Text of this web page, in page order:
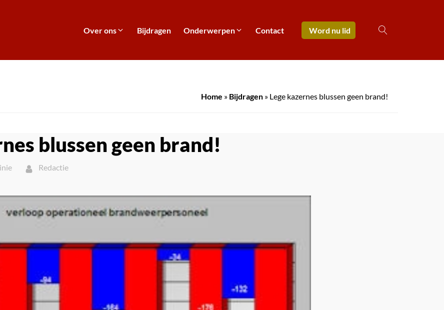
Over ons Bijdragen Onderwerpen Contact Word nu lid
Home » Bijdragen » Lege kazernes blussen geen brand!
blussen geen brand!
Redactie